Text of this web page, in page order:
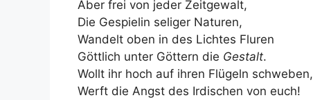
Aber frei von jeder Zeitgewalt,
Die Gespielin seliger Naturen,
Wandelt oben in des Lichtes Fluren
Göttlich unter Göttern die Gestalt.
Wollt ihr hoch auf ihren Flügeln schweben,
Werft die Angst des Irdischen von euch!